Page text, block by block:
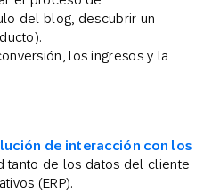
del blog, descubrir un
los ingresos y la
de interacción con los
tanto de los datos del cliente
(ERP).